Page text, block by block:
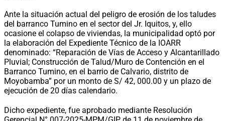
Ante la situación actual del peligro de erosión de los taludes
del barranco Tumino en el sector del Jr. Iquitos, y, ello
ocasione el colapso de viviendas, la municipalidad optó por
la elaboración del Expediente Técnico de la IOARR
denominado: “Reparación de Vías de Acceso y Alcantarillado
Pluvial; Construcción de Talud/Muro de Contención en el
Barranco Tumino, en el barrio de Calvario, distrito de
Moyobamba” por un monto de S/ 42, 000.00 y un plazo de
ejecución de 20 días calendario.
Dicho expediente, fue aprobado mediante Resolución